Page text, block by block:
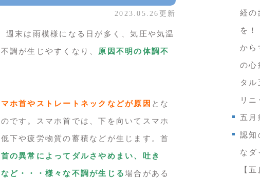
2023.05.26更新
末は雨模様になる日が多く、気圧や気温
調が生じやすくなり、 原因不明の体調不
マホ首やストレートネックなどが原因 とな
です。スマホ首では、下を向いてスマホ
下や疲労物質の蓄積などが生じます。首
首の異常によってダルさやめまい、吐き
ど・・・様々な不調が生じる場合がある
経の
を！
から
の心
タル
リニ
五月
認知
なダ
【